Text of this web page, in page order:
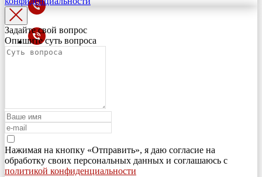
Задайте свой вопрос
Опишите суть вопроса
Нажимая на кнопку «Отправить», я даю согласие на
обработку своих персональных данных и соглашаюсь с
политикой конфиденциальности